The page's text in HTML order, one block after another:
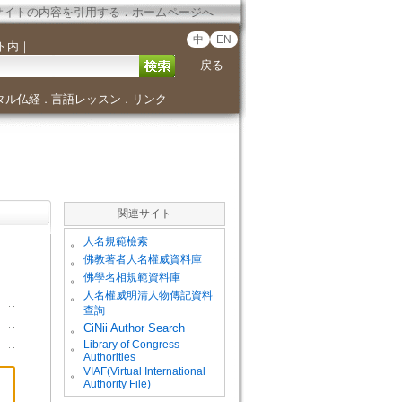
イトの内容を引用する．ホームページへ
内 ｜ 中 EN
戻る
ル仏経． 言語レッスン ． リンク
関連サイト
。 人名規範檢索
。 佛教著者人名權威資料庫
。 佛學名相規範資料庫
。
人名權威明清人物傳記資料
查詢
。
CiNii Author Search
。
Library of Congress
Authorities
。
VIAF(Virtual International
Authority File)